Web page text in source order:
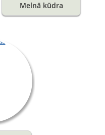
Melnā kūdra